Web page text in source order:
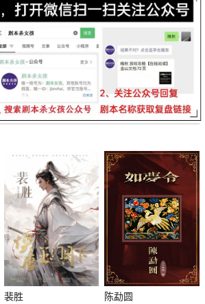
裴胜 陈勐圆